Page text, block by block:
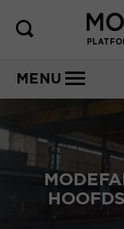
MENU